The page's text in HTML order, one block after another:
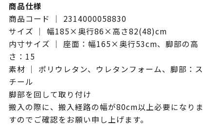
商品仕様
商品コード ｜ 2314000058830
サイズ ｜ 幅185×奥行86×高さ82(48)cm
内寸サイズ ｜ 座面：幅165×奥行53cm、脚部の高
さ：15
素材 ｜ ポリウレタン、ウレタンフォーム、脚部：ス
チール
脚部を回して取り付け
搬入の際に、搬入経路の幅が80cm以上必要になりま
すのでご確認をお願い申し上げます。